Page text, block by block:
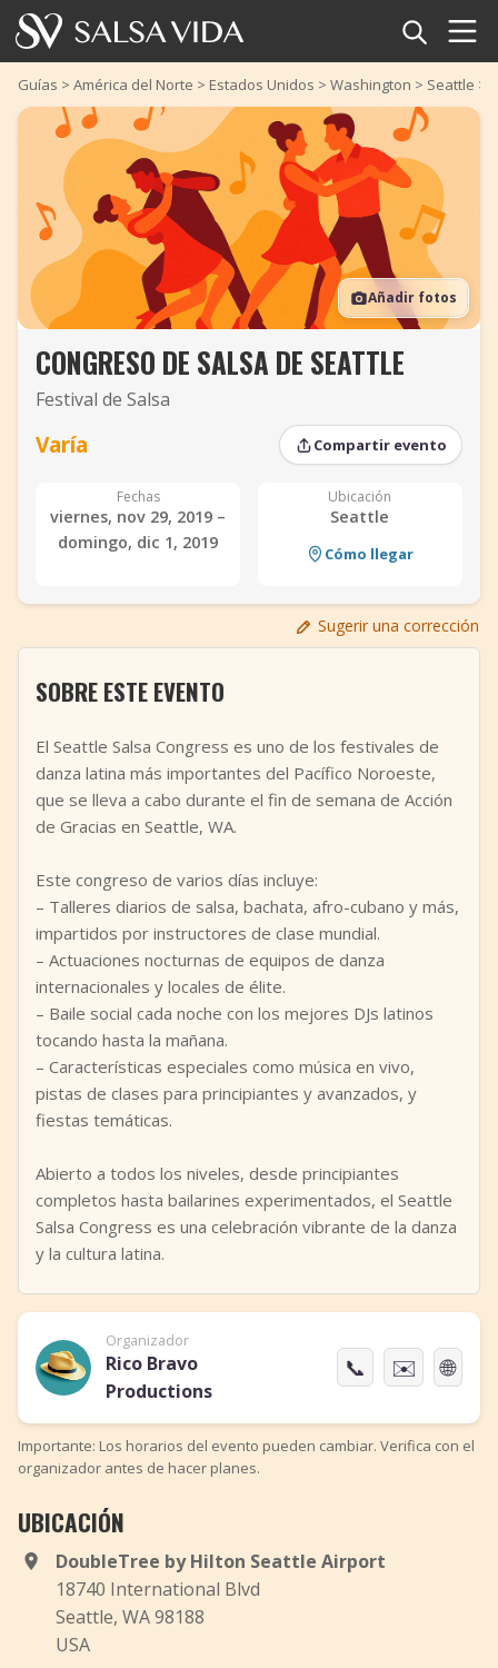
Inicio
Eventos
Noticias
Artículos
Videos
Glosario
Tienda
Añadir evento
Guías > América del Norte > Estados Unidos > Washington > Seattle >
Añadir fotos
CONGRESO DE SALSA DE SEATTLE
Festival de Salsa
Varía Compartir evento
Fechas
viernes, nov 29, 2019 –
domingo, dic 1, 2019
Ubicación
Seattle
Cómo llegar
Sugerir una corrección
SOBRE ESTE EVENTO
El Seattle Salsa Congress es uno de los festivales de
danza latina más importantes del Pacífico Noroeste,
que se lleva a cabo durante el fin de semana de Acción
de Gracias en Seattle, WA.
Este congreso de varios días incluye:
– Talleres diarios de salsa, bachata, afro-cubano y más,
impartidos por instructores de clase mundial.
– Actuaciones nocturnas de equipos de danza
internacionales y locales de élite.
– Baile social cada noche con los mejores DJs latinos
tocando hasta la mañana.
– Características especiales como música en vivo,
pistas de clases para principiantes y avanzados, y
fiestas temáticas.
Abierto a todos los niveles, desde principiantes
completos hasta bailarines experimentados, el Seattle
Salsa Congress es una celebración vibrante de la danza
y la cultura latina.
Organizador
Rico Bravo
Productions
📞 ✉️ 🌐
Importante: Los horarios del evento pueden cambiar. Verifica con el
organizador antes de hacer planes.
UBICACIÓN
DoubleTree by Hilton Seattle Airport
18740 International Blvd
Seattle, WA 98188
USA